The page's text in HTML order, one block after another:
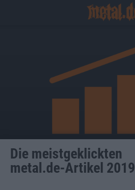
Die meistgeklickten
metal.de-Artikel 2019